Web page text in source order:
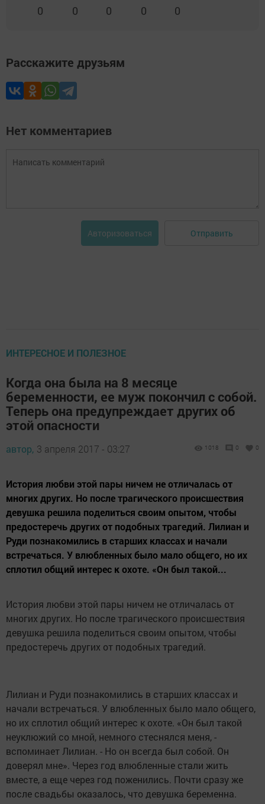
0 0 0 0 0
Расскажите друзьям
Нет комментариев
Авторизоваться Отправить
ИНТЕРЕСНОЕ И ПОЛЕЗНОЕ
Когда она была на 8 месяце
беременности, ее муж покончил с собой.
Теперь она предупреждает других об
этой опасности
автор, 3 апреля 2017 - 03:27 1018 0 0
История любви этой пары ничем не отличалась от
многих других. Но после трагического происшествия
девушка решила поделиться своим опытом, чтобы
предостеречь других от подобных трагедий. Лилиан и
Руди познакомились в старших классах и начали
встречаться. У влюбленных было мало общего, но их
сплотил общий интерес к охоте. «Он был такой...
История любви этой пары ничем не отличалась от
многих других. Но после трагического происшествия
девушка решила поделиться своим опытом, чтобы
предостеречь других от подобных трагедий.
Лилиан и Руди познакомились в старших классах и
начали встречаться. У влюбленных было мало общего,
но их сплотил общий интерес к охоте. «Он был такой
неуклюжий со мной, немного стеснялся меня, -
вспоминает Лилиан. - Но он всегда был собой. Он
доверял мне». Через год влюбленные стали жить
вместе, а еще через год поженились. Почти сразу же
после свадьбы оказалось, что девушка беременна.